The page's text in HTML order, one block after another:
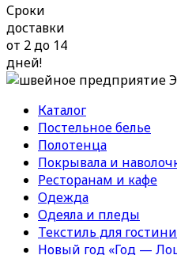
Сроки
доставки
от 2 до 14
дней!
Каталог
Постельное белье
Полотенца
Покрывала и
Ресторанам и кафе
Одежда
Одеяла и пледы
Текстиль для
Новый год «Год —